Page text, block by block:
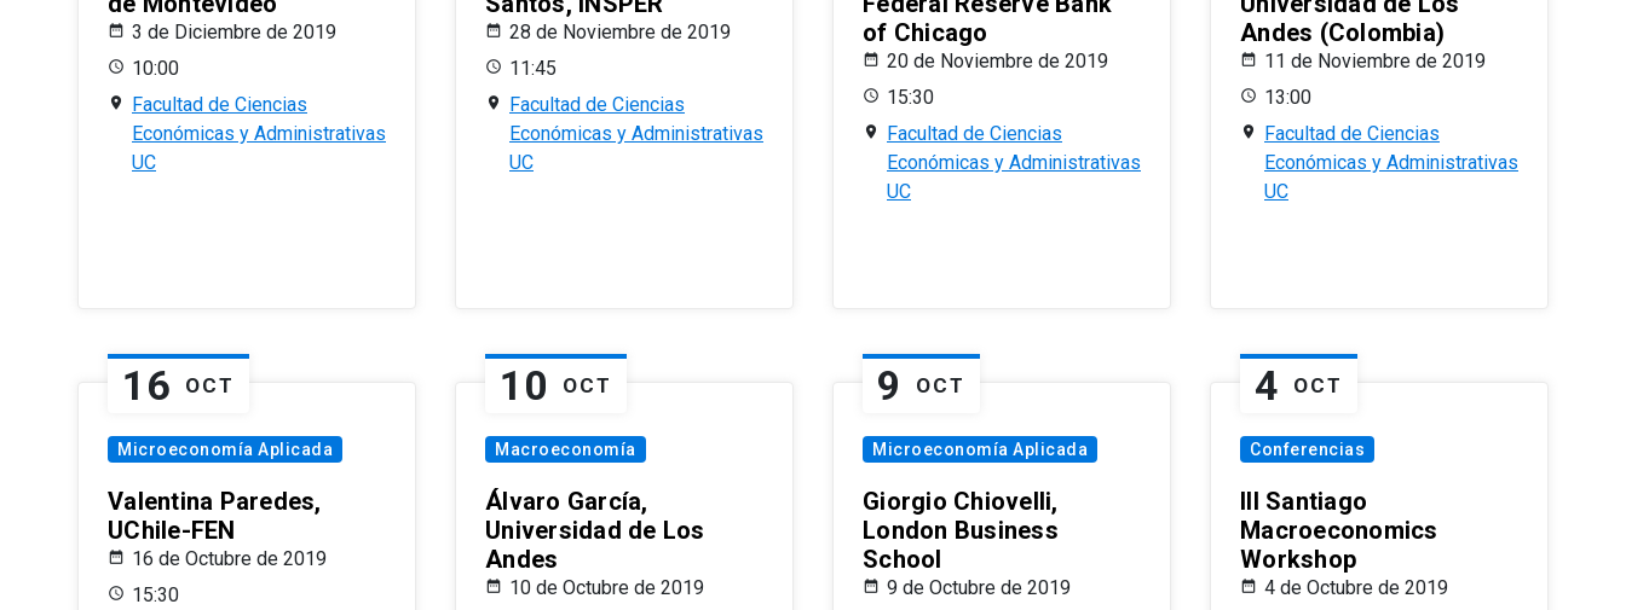
3 de Diciembre de 2019
10:00
Facultad de Ciencias
Económicas y Administrativas
UC
28 de Noviembre de 2019
11:45
Facultad de Ciencias
Económicas y Administrativas
UC
of Chicago
20 de Noviembre de 2019
15:30
Facultad de Ciencias
Económicas y Administrativas
UC
Andes (Colombia)
11 de Noviembre de 2019
13:00
Facultad de Ciencias
Económicas y Administrativas
UC
16 OCT
Microeconomía Aplicada
Valentina Paredes,
UChile-FEN
16 de Octubre de 2019
15:30
10 OCT
Macroeconomía
Álvaro García,
Universidad de Los
Andes
10 de Octubre de 2019
9 OCT
Microeconomía Aplicada
Giorgio Chiovelli,
London Business
School
9 de Octubre de 2019
4 OCT
Conferencias
III Santiago
Macroeconomics
Workshop
4 de Octubre de 2019